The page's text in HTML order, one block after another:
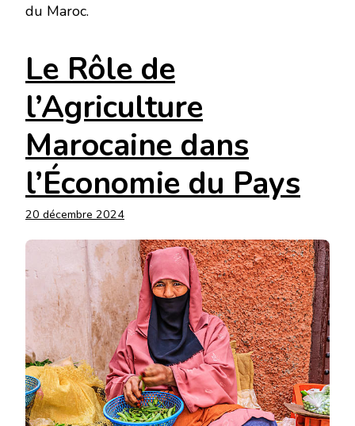
du Maroc.
Le Rôle de
l’Agriculture
Marocaine dans
l’Économie du Pays
20 décembre 2024